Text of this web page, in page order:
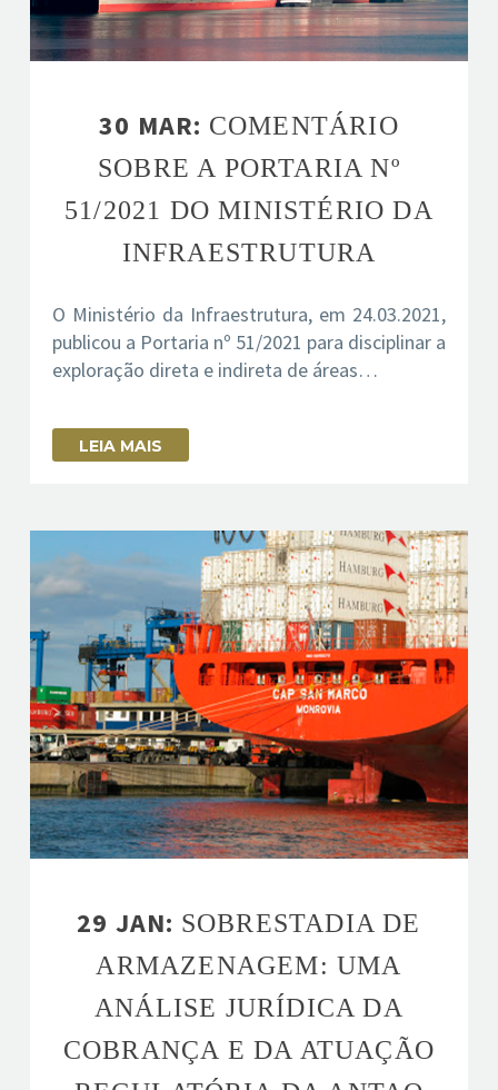
30 MAR: COMENTÁRIO
SOBRE A PORTARIA Nº
51/2021 DO MINISTÉRIO DA
INFRAESTRUTURA
O Ministério da Infraestrutura, em 24.03.2021,
publicou a Portaria nº 51/2021 para disciplinar a
exploração direta e indireta de áreas…
LEIA MAIS
29 JAN: SOBRESTADIA DE
ARMAZENAGEM: UMA
ANÁLISE JURÍDICA DA
COBRANÇA E DA ATUAÇÃO